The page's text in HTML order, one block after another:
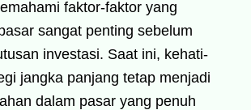
faktor-faktor yang
sangat penting sebelum
investasi. Saat ini, kehati-
jangka panjang tetap menjadi
dalam pasar yang penuh